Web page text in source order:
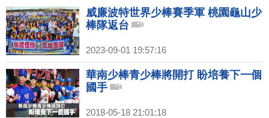
威廉波特世界少棒賽季軍 桃園龜山少
棒隊返台
2023-09-01 19:57:16
華南少棒青少棒將開打 盼培養下一個
國手
2018-05-18 21:01:18